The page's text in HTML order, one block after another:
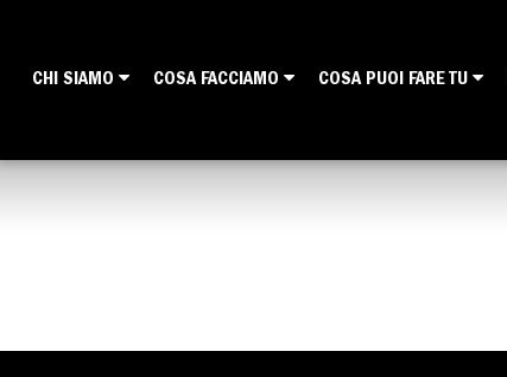
CHI SIAMO COSA FACCIAMO COSA PUOI FARE TU